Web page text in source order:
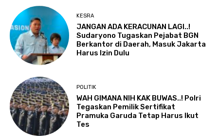
KESRA
JANGAN ADA KERACUNAN LAGI..!
Sudaryono Tugaskan Pejabat BGN
Berkantor di Daerah, Masuk Jakarta
Harus Izin Dulu
POLITIK
WAH GIMANA NIH KAK BUWAS..! Polri
Tegaskan Pemilik Sertifikat
Pramuka Garuda Tetap Harus Ikut
Tes